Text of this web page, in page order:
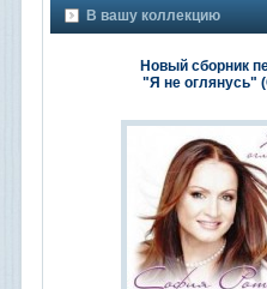
В вашу коллекцию
Новый сборник
"Я не оглянусь"